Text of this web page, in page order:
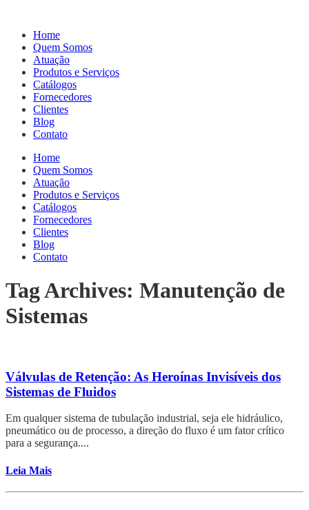
Home
Quem Somos
Atuação
Produtos e Serviços
Catálogos
Fornecedores
Clientes
Blog
Contato
Home
Quem Somos
Atuação
Produtos e Serviços
Catálogos
Fornecedores
Clientes
Blog
Contato
Tag Archives: Manutenção de
Sistemas
Válvulas de Retenção: As Heroínas Invisíveis dos
Sistemas de Fluidos
Em qualquer sistema de tubulação industrial, seja ele hidráulico,
pneumático ou de processo, a direção do fluxo é um fator crítico
para a segurança....
Leia Mais